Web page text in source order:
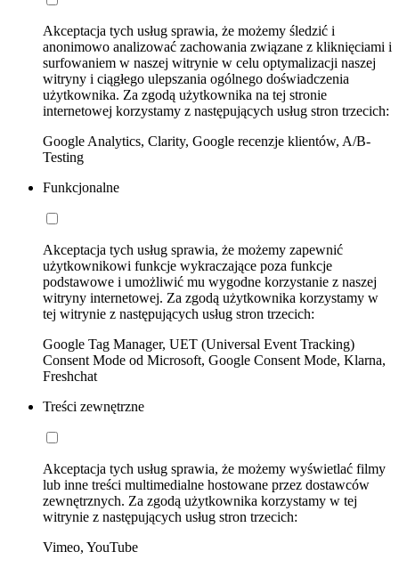
Akceptacja tych usług sprawia, że możemy śledzić i
anonimowo analizować zachowania związane z kliknięciami i
surfowaniem w naszej witrynie w celu optymalizacji naszej
witryny i ciągłego ulepszania ogólnego doświadczenia
użytkownika. Za zgodą użytkownika na tej stronie
internetowej korzystamy z następujących usług stron trzecich:
Google Analytics, Clarity, Google recenzje klientów, A/B-
Testing
Funkcjonalne
Akceptacja tych usług sprawia, że możemy zapewnić
użytkownikowi funkcje wykraczające poza funkcje
podstawowe i umożliwić mu wygodne korzystanie z naszej
witryny internetowej. Za zgodą użytkownika korzystamy w
tej witrynie z następujących usług stron trzecich:
Google Tag Manager, UET (Universal Event Tracking)
Consent Mode od Microsoft, Google Consent Mode, Klarna,
Freshchat
Treści zewnętrzne
Akceptacja tych usług sprawia, że możemy wyświetlać filmy
lub inne treści multimedialne hostowane przez dostawców
zewnętrznych. Za zgodą użytkownika korzystamy w tej
witrynie z następujących usług stron trzecich:
Vimeo, YouTube